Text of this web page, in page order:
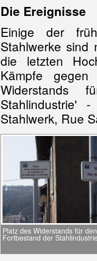
Die Ereignisse
Einige der
Stahlwerke sind
die letzten
Kämpfe
Widerstands
Stahlindustrie'
Stahlwerk, Rue
Platz des Widerstands für den
Fortbestand der